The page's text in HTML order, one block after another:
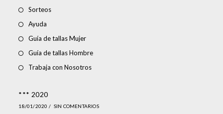
Sorteos
Ayuda
Guía de tallas Mujer
Guía de tallas Hombre
Trabaja con Nosotros
*** 2020
18/01/2020 / SIN COMENTARIOS